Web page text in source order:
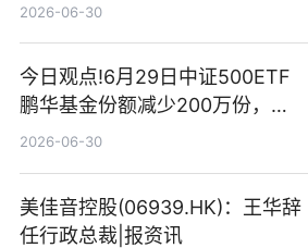
2026-06-30
今日观点!6月29日中证500ETF
鹏华基金份额减少200万份，重
仓股亨通光电、赤峰黄金、佰维
2026-06-30
美佳音控股(06939.HK)：王华辞
任行政总裁|报资讯